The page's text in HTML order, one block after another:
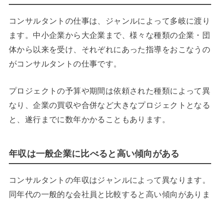
コンサルタントの仕事は、ジャンルによって多岐に渡り
ます。中小企業から大企業まで、様々な種類の企業・団
体から以来を受け、それぞれにあった指導をおこなうの
がコンサルタントの仕事です。
プロジェクトの予算や期間は依頼された種類によって異
なり、企業の買収や合併など大きなプロジェクトとなる
と、遂行までに数年かかることもあります。
年収は一般企業に比べると高い傾向がある
コンサルタントの年収はジャンルによって異なります。
同年代の一般的な会社員と比較すると高い傾向がありま